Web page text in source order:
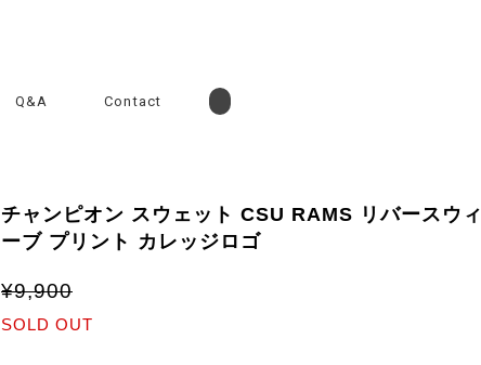
Q&A Contact
チャンピオン スウェット CSU RAMS リバースウィ
ーブ プリント カレッジロゴ
¥9,900
SOLD OUT